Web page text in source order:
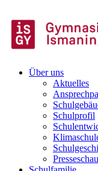
to
content
Gymnasium Ismaning
Über uns
Aktuelles
Schulprofil
Presseschau